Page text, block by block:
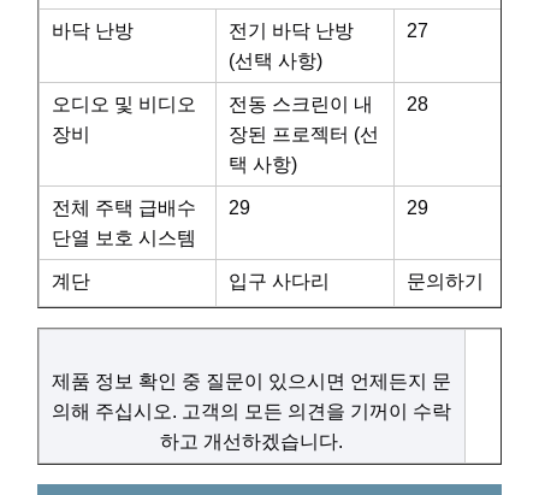
바닥 난방
전기 바닥 난방
(선택 사항)
27
오디오 및 비디오
장비
전동 스크린이 내
장된 프로젝터 (선
택 사항)
28
전체 주택 급배수
단열 보호 시스템
29 29
계단 입구 사다리 문의하기
제품 정보 확인 중 질문이 있으시면 언제든지 문
의해 주십시오. 고객의 모든 의견을 기꺼이 수락
하고 개선하겠습니다.